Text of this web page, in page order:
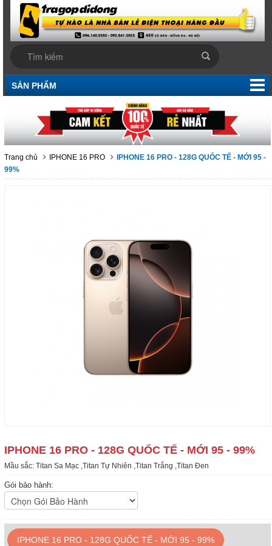
SẢN PHẨM
Trang chủ IPHONE 16 PRO
IPHONE 16 PRO - 128G QUỐC TẾ - MỚI 95 -
99%
IPHONE 16 PRO - 128G QUỐC TẾ - MỚI 95 - 99%
Mầu sắc: Titan Sa Mạc ,Titan Tự Nhiên ,Titan Trắng ,Titan Đen
Gói bảo hành:
IPHONE 16 PRO - 128G QUỐC TẾ - MỚI 95 - 99%